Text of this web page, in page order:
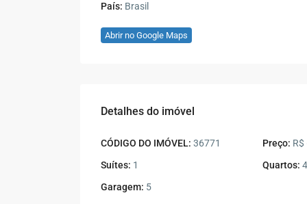
País: Brasil
Abrir no Google Maps
Detalhes do imóvel
CÓDIGO DO IMÓVEL: 36771 Preço:
Suítes: 1 Quartos: 4
Garagem: 5